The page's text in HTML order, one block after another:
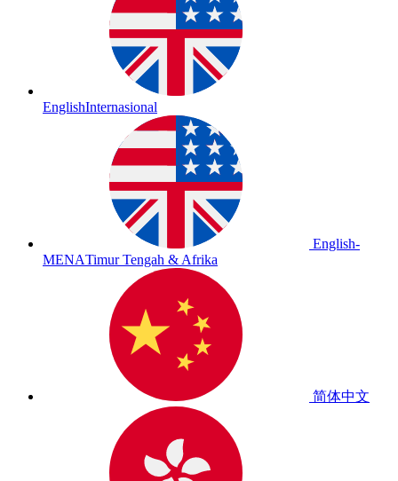
EnglishInternasional
English-
MENATimur Tengah & Afrika
简体中文